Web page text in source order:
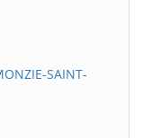
SAINT-